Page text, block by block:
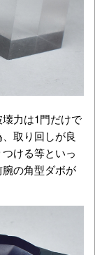
力は1門だけで
取り回しが良
ける等といっ
の角型ダボが